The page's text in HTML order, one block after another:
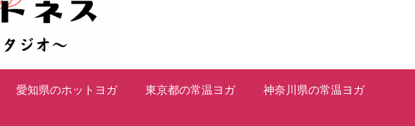
愛知県のホットヨガ 東京都の常温ヨガ 神奈川県の常温ヨガ